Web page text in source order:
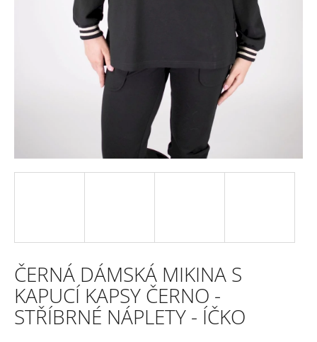
ČERNÁ DÁMSKÁ MIKINA S
KAPUCÍ KAPSY ČERNO -
STŘÍBRNÉ NÁPLETY - ÍČKO
D
o